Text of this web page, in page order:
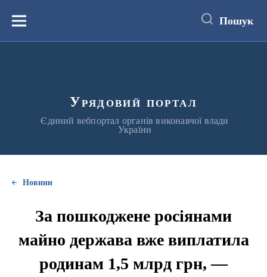
вмістуМеню Пошук
Урядовий портал
Єдиний вебпортал органів виконавчої влади
України
Новини
За пошкоджене росіянами
майно держава вже виплатила
родинам 1,5 млрд грн, —